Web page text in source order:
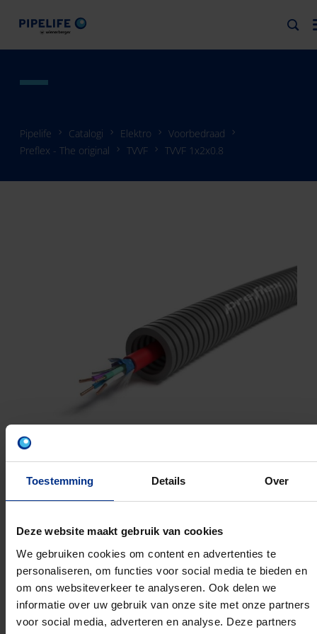
Toestemming Details Over
Deze website maakt gebruik van cookies
We gebruiken cookies om content en advertenties te
personaliseren, om functies voor social media te bieden en
om ons websiteverkeer te analyseren. Ook delen we
informatie over uw gebruik van onze site met onze partners
voor social media, adverteren en analyse. Deze partners
Pipelife Catalogi Elektro
Voorbedraad
Preflex - The original
TVVF TVVF 1x2x0.8
TVVF 1X2X0.8
16MM 500M
Artikelnummer: 1234002588
EAN: 5420056290463